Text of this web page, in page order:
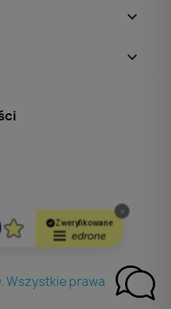

keyboard_arrow_down
Wszystkie prawa